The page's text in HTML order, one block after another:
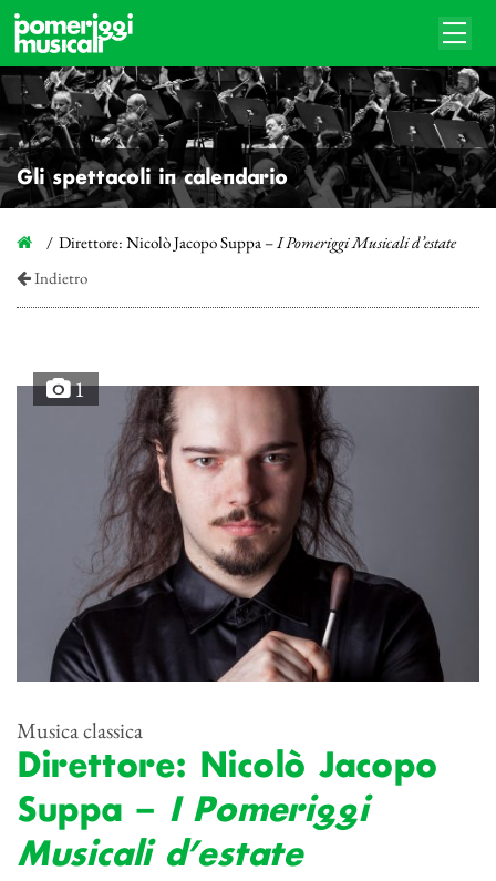
Gli spettacoli in calendario
Direttore: Nicolò Jacopo Suppa –I Pomeriggi Musicali d’estate
Indietro
1
Musica classica
Direttore: Nicolò Jacopo
Suppa – I Pomeriggi
Musicali d’estate